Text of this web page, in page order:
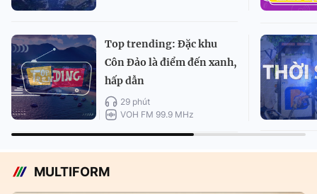
Top trending: Đặc khu
Côn Đảo là điểm đến xanh,
hấp dẫn
29 phút
VOH FM 99.9 MHz
MULTIFORM